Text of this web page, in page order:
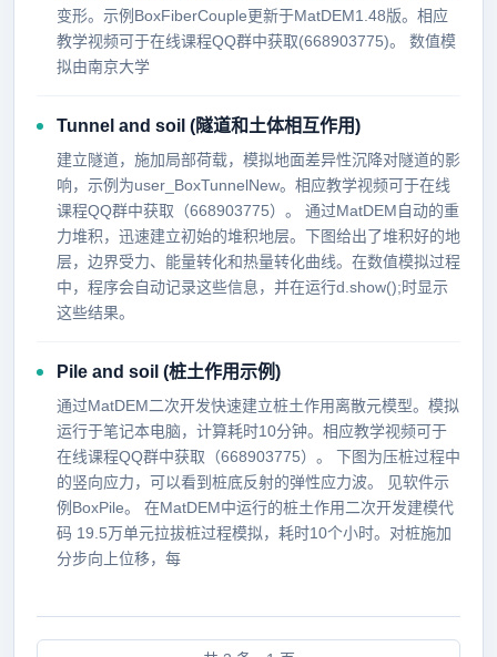
变形。示例BoxFiberCouple更新于MatDEM1.48版。相应
教学视频可于在线课程QQ群中获取(668903775)。 数值模
拟由南京大学
Tunnel and soil (隧道和土体相互作用)
建立隧道，施加局部荷载，模拟地面差异性沉降对隧道的影
响，示例为user_BoxTunnelNew。相应教学视频可于在线
课程QQ群中获取（668903775）。 通过MatDEM自动的重
力堆积，迅速建立初始的堆积地层。下图给出了堆积好的地
层，边界受力、能量转化和热量转化曲线。在数值模拟过程
中，程序会自动记录这些信息，并在运行d.show();时显示
这些结果。
Pile and soil (桩土作用示例)
通过MatDEM二次开发快速建立桩土作用离散元模型。模拟
运行于笔记本电脑，计算耗时10分钟。相应教学视频可于
在线课程QQ群中获取（668903775）。 下图为压桩过程中
的竖向应力，可以看到桩底反射的弹性应力波。 见软件示
例BoxPile。 在MatDEM中运行的桩土作用二次开发建模代
码 19.5万单元拉拔桩过程模拟，耗时10个小时。对桩施加
分步向上位移，每